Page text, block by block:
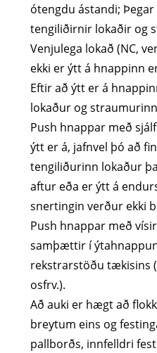
ótengdu ástandi;
tengiliðirnir lokaðir og
Venjulega lokað (NC,
ekki er ýtt á hnappinn
Eftir að ýtt er á
lokaður og
Push hnappar með
ýtt er á, jafnvel þó að
tengiliðurinn lokaður
aftur eða er ýtt á
snertingin verður ekki
Push hnappar með
samþættir í
rekstrarstöðu tækisins
osfrv.).
Að auki er hægt að
breytum eins og
pallborðs, innfelldri